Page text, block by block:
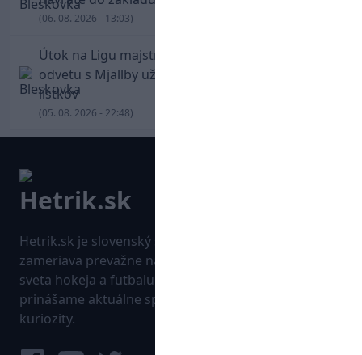
(06. 08. 2026 - 13:03)
Útok na Ligu majstrov láka! Slovan hlási na
odvetu s Mjällby už viac ako 13-tisíc predaných
lístkov
(05. 08. 2026 - 22:48)
Hetrik.sk je slovenský športový portál, ktorý sa
zameriava prevažne na najnovšie informácie zo
sveta hokeja a futbalu. Pravidelne na dennej báze
prinášame aktuálne správy, góly, zaujímavosti a
kuriozity.